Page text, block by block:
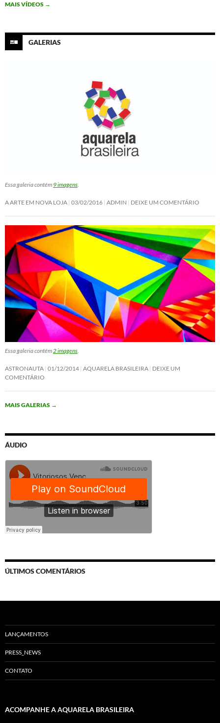
k
n
MAIS VÍDEOS →
GALERIAS
Essa galeria contém 9 imagens.
A ARTE EM NOVA LOJA 03/02/2016 ADMIN DEIXE UM COMENTÁRIO
Essa galeria contém 2 imagens
ASTRONAUTA 01/12/2014 AQUARELA BRASILEIRA DEIXE UM
COMENTÁRIO
MAIS GALERIAS →
ÁUDIO
ÚLTIMOS COMENTÁRIOS
LANÇAMENTOS
PRESS_NEWS
CONTATO
ACOMPANHE A AQUARELA BRASILEIRA